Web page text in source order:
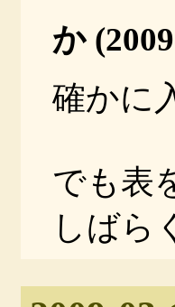
か
確かに
でも表
しばら